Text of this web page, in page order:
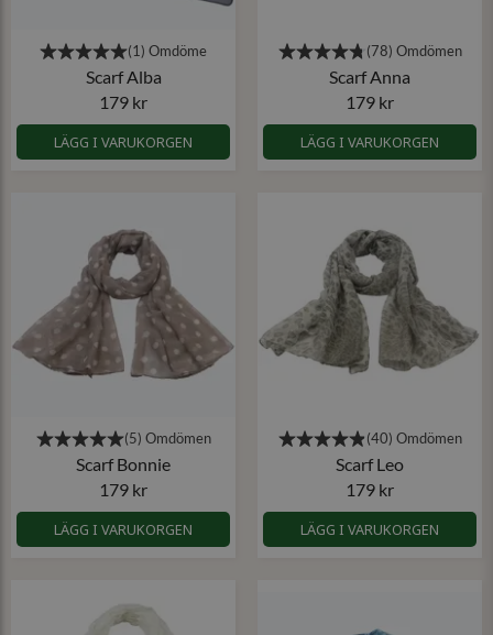
Scarf Alba
179 kr
LÄGG I VARUKORGEN
Scarf Anna
179 kr
LÄGG I VARUKORGEN
Scarf Bonnie
179 kr
LÄGG I VARUKORGEN
Scarf Leo
179 kr
LÄGG I VARUKORGEN